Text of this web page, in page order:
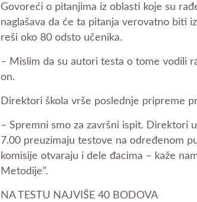
Govoreći o pitanjima iz oblasti koje su
naglašava da će ta pitanja verovatno biti
reši oko 80 odsto učenika.
– Mislim da su autori testa o tome vodili
on.
Direktori škola vrše poslednje pripreme
– Spremni smo za završni ispit. Direktori
7.00 preuzimaju testove na određenom
komisije otvaraju i dele đacima – kaže
Metodije”.
NA TESTU NAJVIŠE 40 BODOVA